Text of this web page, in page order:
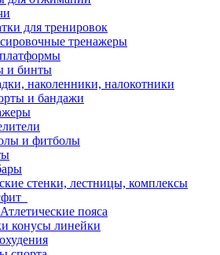
для тренировок
тренажеры
и бинты
наколенники, налокотники
и бандажи
и фитболы
стенки, лестницы, комплексы
Атлетические пояса
конусы линейки